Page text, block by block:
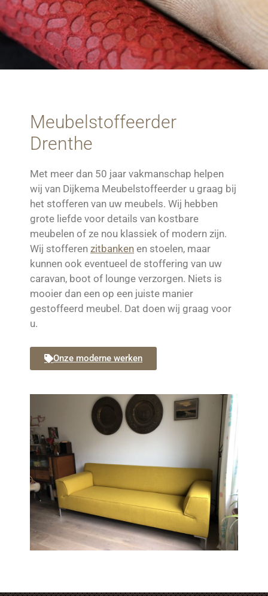
Meubelstoffeerder
Drenthe
Met meer dan 50 jaar vakmanschap helpen
wij van Dijkema Meubelstoffeerder u graag bij
het stofferen van uw meubels. Wij hebben
grote liefde voor details van kostbare
meubelen of ze nou klassiek of modern zijn.
Wij stofferen zitbanken en stoelen, maar
kunnen ook eventueel de stoffering van uw
caravan, boot of lounge verzorgen. Niets is
mooier dan een op een juiste manier
gestoffeerd meubel. Dat doen wij graag voor
u.
Onze moderne werken